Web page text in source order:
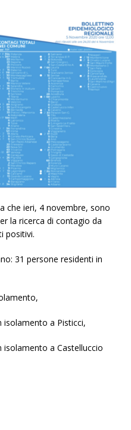
che ieri, 4 novembre, sono
la ricerca di contagio da
positivi.
31 persone residenti in
isolamento a Pisticci,
isolamento a Castelluccio